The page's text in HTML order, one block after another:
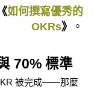
《如何撰寫優秀的
OKRs》 。
70% 標準
被完成——那麼